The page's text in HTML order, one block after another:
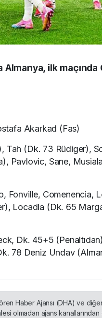
Almanya, ilk
Akarkad (Fas)
Tah (Dk. 73 Rüdiger),
Pavlovic, Sane,
Fonville, Comenencia,
Locadia (Dk. 65
Dk. 45+5
78 Deniz Undav
Haber Ajansı (DHA) ve
olmadan ajans